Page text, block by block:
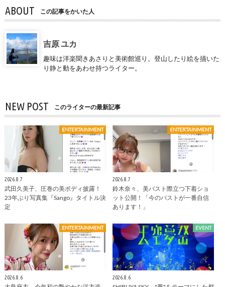
ABOUT この記事をかいた人
吉原 ユカ
趣味は洋楽聞きあさりと美術館巡り。登山したり絵を描いた
り静と動をあわせ持つライター。
NEW POST このライターの最新記事
ENTERTAINMENT
2026.8.7
武田久美子、圧巻の美ボディ披露！
23年ぶり写真集『Sango』タイトル決
定
ENTERTAINMENT
2026.8.7
鈴木奈々、美バスト際立つ下着ショ
ット公開！「今のバストが一番自信
あります！」
ENTERTAINMENT
2026.8.6
EVENT
2026.8.6